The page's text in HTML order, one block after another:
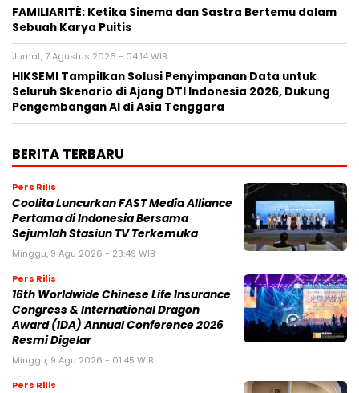
FAMILIARITÉ: Ketika Sinema dan Sastra Bertemu dalam
Sebuah Karya Puitis
Jumat, 7 Agustus 2026 - 04:14 WIB
HIKSEMI Tampilkan Solusi Penyimpanan Data untuk
Seluruh Skenario di Ajang DTI Indonesia 2026, Dukung
Pengembangan AI di Asia Tenggara
BERITA TERBARU
Pers Rilis
Coolita Luncurkan FAST Media Alliance
Pertama di Indonesia Bersama
Sejumlah Stasiun TV Terkemuka
Minggu, 9 Agu 2026 - 23:49 WIB
Pers Rilis
16th Worldwide Chinese Life Insurance
Congress & International Dragon
Award (IDA) Annual Conference 2026
Resmi Digelar
Minggu, 9 Agu 2026 - 01:45 WIB
Pers Rilis